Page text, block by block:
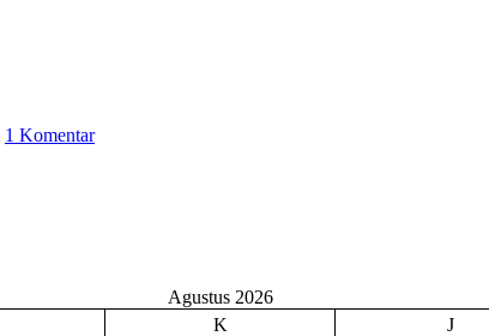
1 Komentarpada
Tidak
Agustus 2026
K J